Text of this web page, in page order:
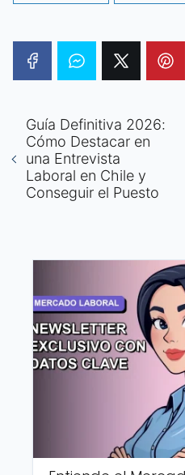
Guía Definitiva 2026:
Cómo Destacar en
una Entrevista
Laboral en Chile y
Conseguir el Puesto